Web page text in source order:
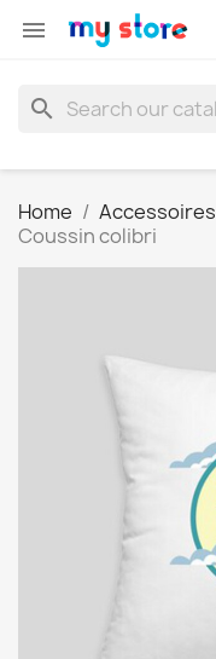

search
Home Accessoires
Coussin colibri